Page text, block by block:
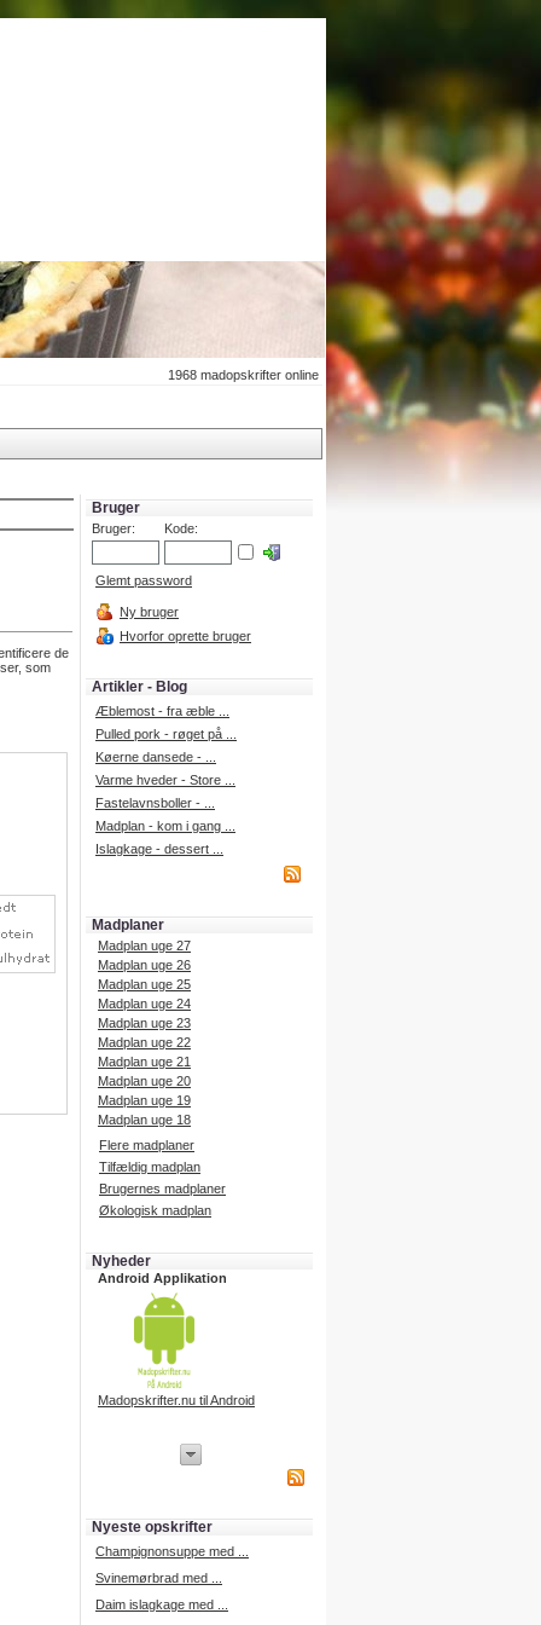
1968 madopskrifter online
de
som
Bruger
Bruger: Kode:
Glemt password
Ny bruger
Hvorfor oprette bruger
Artikler - Blog
Æblemost - fra æble ...
Pulled pork - røget på ...
Køerne dansede - ...
Varme hveder - Store ...
Fastelavnsboller - ...
Madplan - kom i gang ...
Islagkage - dessert ...
Madplaner
Madplan uge 27
Madplan uge 26
Madplan uge 25
Madplan uge 24
Madplan uge 23
Madplan uge 22
Madplan uge 21
Madplan uge 20
Madplan uge 19
Madplan uge 18
Flere madplaner
Tilfældig madplan
Brugernes madplaner
Økologisk madplan
Nyheder
Android Applikation
Madopskrifter.nu til Android
iPhone udvikling
Nyeste opskrifter
Champignonsuppe med ...
Svinemørbrad med ...
Daim islagkage med ...